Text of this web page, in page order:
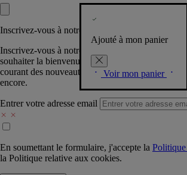
Ajouté à mon panier
Voir mon panier
Inscrivez-vous à notre Newsletter
Inscrivez-vous à notre newsletter pour que nous
souhaiter la bienvenue dans la communauté
courant des nouveautés, événements, offres
encore.
Entrer votre adresse email
En soumettant le formulaire, j'accepte la
la Politique relative aux cookies.